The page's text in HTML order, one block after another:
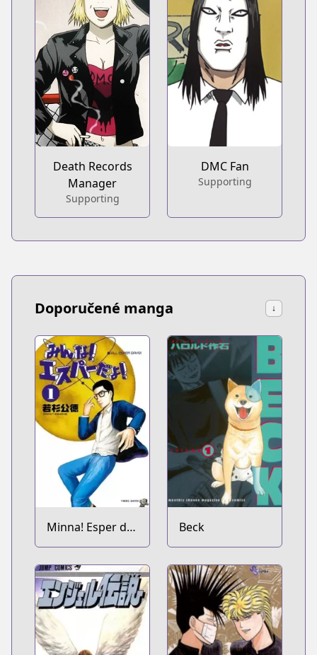
Death Records
Manager
Supporting
DMC Fan
Supporting
Doporučené manga ↓
Minna! Esper da
yo!
Beck